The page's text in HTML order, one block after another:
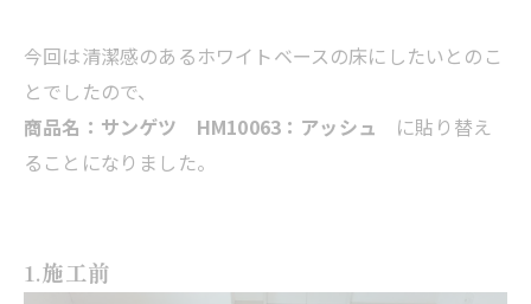
今回は清潔感のあるホワイトベースの床にしたいとのこ
とでしたので、
商品名：サンゲツ HM10063：アッシュ に貼り替え
ることになりました。
1.施工前